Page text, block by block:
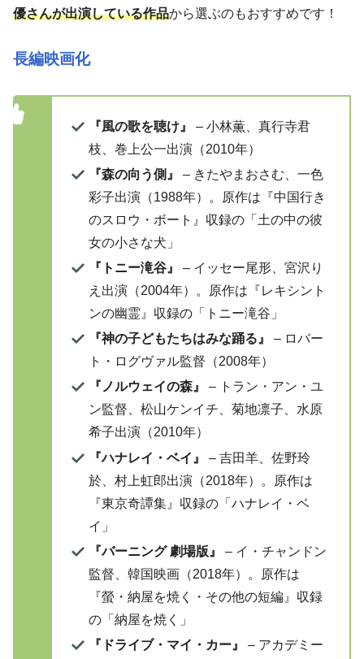
優さんが出演している作品から選ぶのもおすすめです！
長編映画化
『風の歌を聴け』
– 小林薫、真行寺君
枝、巻上公一出演（2010年）
『森の向う側』
– きたやまおさむ、一色
彩子出演（1988年）。原作は『中国行き
のスロウ・ボート』収録の「土の中の彼
女の小さな犬」
『トニー滝谷』
– イッセー尾形、宮沢り
え出演（2004年）。原作は『レキシント
ンの幽霊』収録の「トニー滝谷」
『神の子どもたちはみな踊る』
– ロバー
ト・ログヴァル監督（2008年）
『ノルウェイの森』
– トラン・アン・ユ
ン監督、松山ケンイチ、菊地凛子、水原
希子出演（2010年）
『ハナレイ・ベイ』
– 吉田羊、佐野玲
於、村上虹郎出演（2018年）。原作は
『東京奇譚集』収録の「ハナレイ・ベ
イ」
『バーニング 劇場版』
– イ・チャンドン
監督、韓国映画（2018年）。原作は
『螢・納屋を焼く・その他の短編』収録
の「納屋を焼く」
『ドライブ・マイ・カー』
– アカデミー